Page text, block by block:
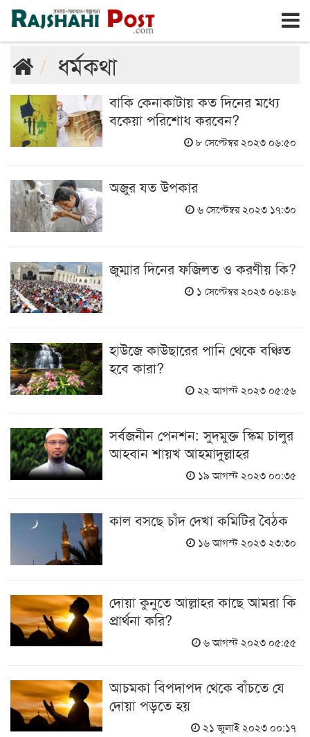
রাজশাহী শুক্রবার, ৭ই আগস্ট ২০২৬, ২৪শে শ্রাবণ ১৪৩৩
ধর্মকথা
বাকি কেনাকাটায় কত দিনের মধ্যে
বকেয়া পরিশোধ করবেন?
৮ সেপ্টেম্বর ২০২৩ ০৬:৫০
অজুর যত উপকার
৬ সেপ্টেম্বর ২০২৩ ১৭:৩০
জুম্মার দিনের ফজিলত ও করণীয় কি?
১ সেপ্টেম্বর ২০২৩ ০৬:৪৬
হাউজে কাউছারের পানি থেকে বঞ্চিত
হবে কারা?
২২ আগস্ট ২০২৩ ০৫:৫৬
সর্বজনীন পেনশন: সুদমুক্ত স্কিম চালুর
আহবান শায়খ আহমাদুল্লাহর
১৯ আগস্ট ২০২৩ ০০:৩৫
কাল বসছে চাঁদ দেখা কমিটির বৈঠক
১৬ আগস্ট ২০২৩ ২৩:৩০
দোয়া কুনুতে আল্লাহর কাছে আমরা কি
প্রার্থনা করি?
৬ আগস্ট ২০২৩ ০৫:৫৫
আচমকা বিপদাপদ থেকে বাঁচতে যে
দোয়া পড়তে হয়
২১ জুলাই ২০২৩ ০০:১৭